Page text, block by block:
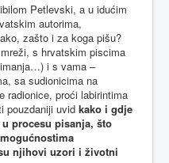
Petlevski, a u idućim
autorima,
zašto i za koga pišu?
s hrvatskim piscima
i s vama –
sa sudionicima na
radionice, proći labirintima
pouzdaniji uvid kako i gdje
procesu pisanja, što
njihovi uzori i životni